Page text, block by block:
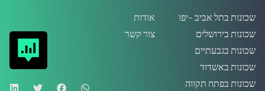
אודות
צור קשר
שכונות בתל אביב -יפו
שכונות בירושלים
שכונות בגבעתיים
שכונות באשדוד
שכונות בפתח תקווה